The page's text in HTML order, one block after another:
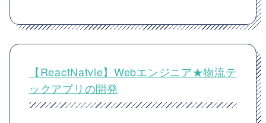
【ReactNatvie】Webエンジニア★物流テ
ックアプリの開発